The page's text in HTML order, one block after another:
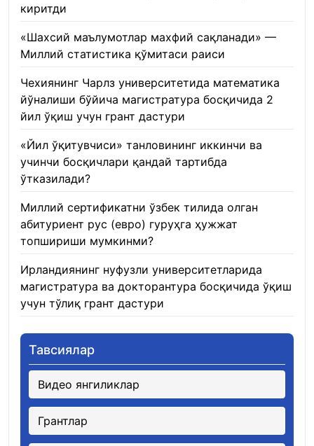
киритди
«Шахсий маълумотлар махфий сақланади» —
Миллий статистика қўмитаси раиси
Чехиянинг Чарлз университетида математика
йўналиши бўйича магистратура босқичида 2
йил ўқиш учун грант дастури
«Йил ўқитувчиси» танловининг иккинчи ва
учинчи босқичлари қандай тартибда
ўтказилади?
Миллий сертификатни ўзбек тилида олган
абитуриент рус (евро) гуруҳга ҳужжат
топшириши мумкинми?
Ирландиянинг нуфузли университетларида
магистратура ва докторантура босқичида ўқиш
учун тўлиқ грант дастури
Тавсиялар
Видео янгиликлар
Грантлар